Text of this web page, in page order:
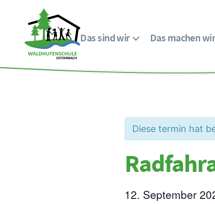
Waldhufenschule
Das sind wir Das machen wir
Menü
Diese termin hat
12. September